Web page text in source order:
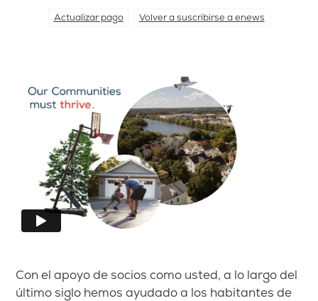
Actualizar pago Volver a suscribirse a enews
Con el apoyo de socios como usted, a lo largo del
último siglo hemos ayudado a los habitantes de